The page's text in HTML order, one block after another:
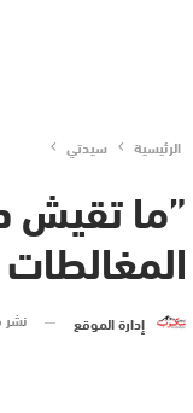
الرئيسية سيدتي
”ما
إدارة الموقع